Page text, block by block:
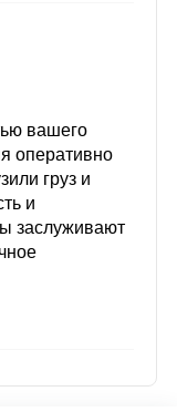
вашего
оперативно
груз и
и
заслуживают